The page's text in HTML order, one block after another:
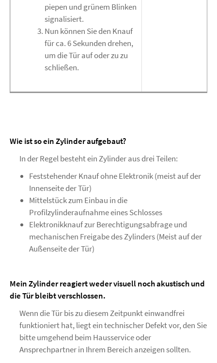
piepen und grünem Blinken
signalisiert.
Nun können Sie den Knauf
für ca. 6 Sekunden drehen,
um die Tür auf oder zu zu
schließen.
Wie ist so ein Zylinder aufgebaut?
In der Regel besteht ein Zylinder aus drei Teilen:
Feststehender Knauf ohne Elektronik (meist auf der
Innenseite der Tür)
Mittelstück zum Einbau in die
Profilzylinderaufnahme eines Schlosses
Elektronikknauf zur Berechtigungsabfrage und
mechanischen Freigabe des Zylinders (Meist auf der
Außenseite der Tür)
Mein Zylinder reagiert weder visuell noch akustisch und
die Tür bleibt verschlossen.
Wenn die Tür bis zu diesem Zeitpunkt einwandfrei
funktioniert hat, liegt ein technischer Defekt vor, den Sie
bitte umgehend beim Hausservice oder
Ansprechpartner in Ihrem Bereich anzeigen sollten.